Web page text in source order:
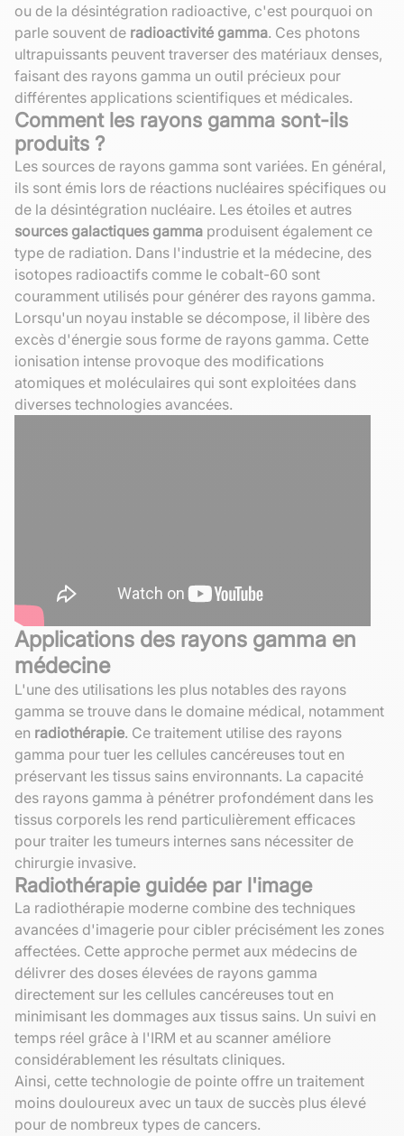
ou de la désintégration radioactive, c'est pourquoi on
parle souvent de radioactivité gamma. Ces photons
ultrapuissants peuvent traverser des matériaux denses,
faisant des rayons gamma un outil précieux pour
différentes applications scientifiques et médicales.
Comment les rayons gamma sont-ils
produits ?
Les sources de rayons gamma sont variées. En général,
ils sont émis lors de réactions nucléaires spécifiques ou
de la désintégration nucléaire. Les étoiles et autres
sources galactiques gamma produisent également ce
type de radiation. Dans l'industrie et la médecine, des
isotopes radioactifs comme le cobalt-60 sont
couramment utilisés pour générer des rayons gamma.
Lorsqu'un noyau instable se décompose, il libère des
excès d'énergie sous forme de rayons gamma. Cette
ionisation intense provoque des modifications
atomiques et moléculaires qui sont exploitées dans
diverses technologies avancées.
Applications des rayons gamma en
médecine
L'une des utilisations les plus notables des rayons
gamma se trouve dans le domaine médical, notamment
en radiothérapie. Ce traitement utilise des rayons
gamma pour tuer les cellules cancéreuses tout en
préservant les tissus sains environnants. La capacité
des rayons gamma à pénétrer profondément dans les
tissus corporels les rend particulièrement efficaces
pour traiter les tumeurs internes sans nécessiter de
chirurgie invasive.
Radiothérapie guidée par l'image
La radiothérapie moderne combine des techniques
avancées d'imagerie pour cibler précisément les zones
affectées. Cette approche permet aux médecins de
délivrer des doses élevées de rayons gamma
directement sur les cellules cancéreuses tout en
minimisant les dommages aux tissus sains. Un suivi en
temps réel grâce à l'IRM et au scanner améliore
considérablement les résultats cliniques.
Ainsi, cette technologie de pointe offre un traitement
moins douloureux avec un taux de succès plus élevé
pour de nombreux types de cancers.